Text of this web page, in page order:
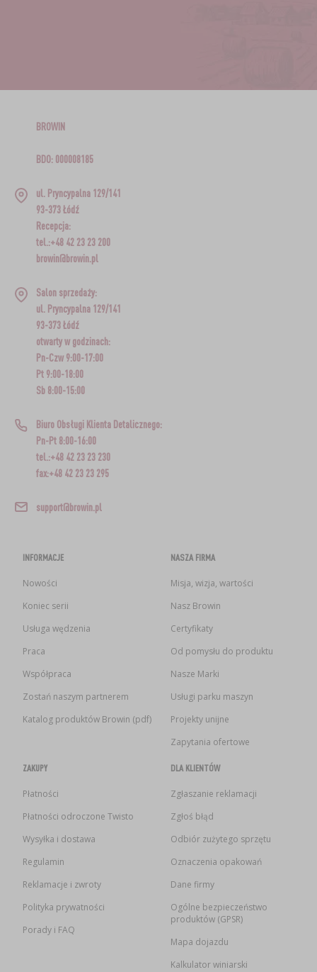
BROWIN
BDO: 000008185
ul. Pryncypalna 129/141
93-373 Łódź
Recepcja:
tel.:+48 42 23 23 200
browin@browin.pl
Salon sprzedaży:
ul. Pryncypalna 129/141
93-373 Łódź
otwarty w godzinach:
Pn-Czw 9:00-17:00
Pt 9:00-18:00
Sb 8:00-15:00
Biuro Obsługi Klienta Detalicznego:
Pn-Pt 8:00-16:00
tel.:+48 42 23 23 230
fax:+48 42 23 23 295
support@browin.pl
INFORMACJE
Nowości
Koniec serii
Usługa wędzenia
Praca
Współpraca
Zostań naszym partnerem
Katalog produktów Browin (pdf)
NASZA FIRMA
Misja, wizja, wartości
Nasz Browin
Certyfikaty
Od pomysłu do produktu
Nasze Marki
Usługi parku maszyn
Projekty unijne
Zapytania ofertowe
ZAKUPY
Płatności
Płatności odroczone Twisto
Wysyłka i dostawa
Regulamin
Reklamacje i zwroty
Polityka prywatności
Porady i FAQ
DLA KLIENTÓW
Zgłaszanie reklamacji
Zgłoś błąd
Odbiór zużytego sprzętu
Oznaczenia opakowań
Dane firmy
Ogólne bezpieczeństwo
produktów (GPSR)
Mapa dojazdu
Kalkulator winiarski